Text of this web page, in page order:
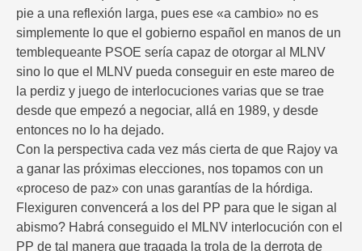
pie a una reflexión larga, pues ese «a cambio» no es
simplemente lo que el gobierno español en manos de un
temblequeante PSOE sería capaz de otorgar al MLNV
sino lo que el MLNV pueda conseguir en este mareo de
la perdiz y juego de interlocuciones varias que se trae
desde que empezó a negociar, allá en 1989, y desde
entonces no lo ha dejado.
Con la perspectiva cada vez más cierta de que Rajoy va
a ganar las próximas elecciones, nos topamos con un
«proceso de paz» con unas garantías de la hórdiga.
Flexiguren convencerá a los del PP para que le sigan al
abismo? Habrá conseguido el MLNV interlocución con el
PP de tal manera que tragada la trola de la derrota de